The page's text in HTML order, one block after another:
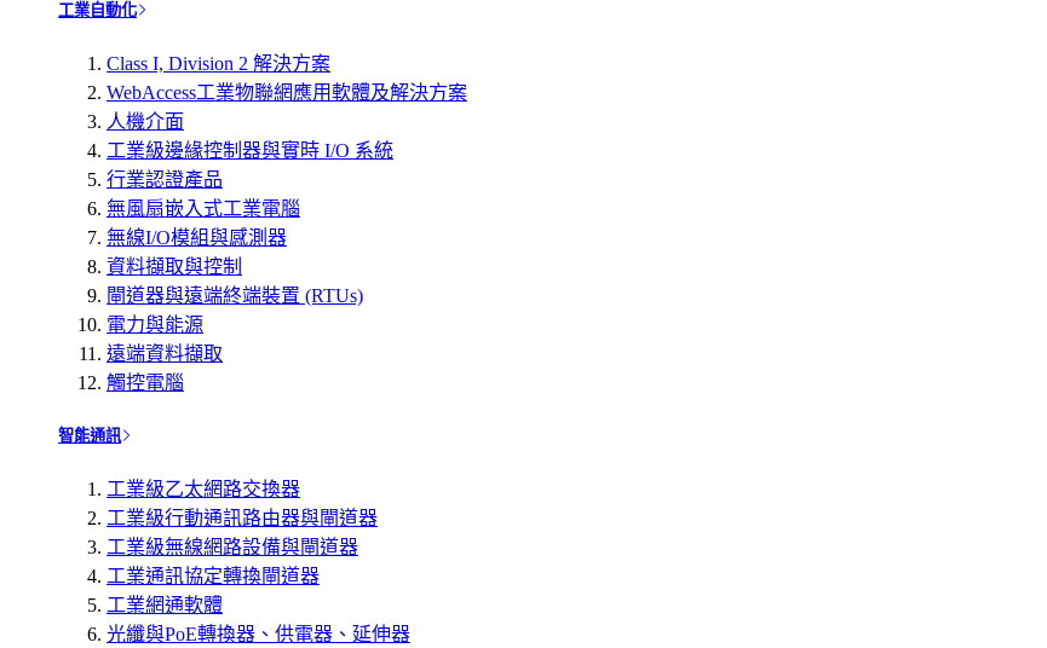
工業自動化
Class I, Division 2 解決方案
WebAccess工業物聯網應用軟體及解決方案
人機介面
工業級邊緣控制器與實時 I/O 系統
行業認證產品
無風扇嵌入式工業電腦
無線I/O模組與感測器
資料擷取與控制
閘道器與遠端終端裝置 (RTUs)
電力與能源
遠端資料擷取
觸控電腦
智能通訊
工業級乙太網路交換器
工業級行動通訊路由器與閘道器
工業級無線網路設備與閘道器
工業通訊協定轉換閘道器
工業網通軟體
光纖與PoE轉換器、供電器、延伸器